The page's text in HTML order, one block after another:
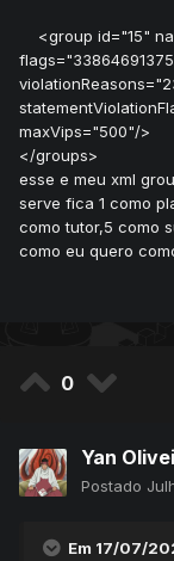
<group id="15"
maxVips="500"/>
</groups>
esse e meu xml
serve fica 1 como
como tutor,5 como
como eu quero
0
Yan
Postado
Em 17/07/